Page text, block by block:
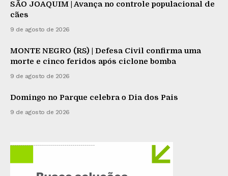
SÃO JOAQUIM | Avança no controle populacional de
cães
9 de agosto de 2026
MONTE NEGRO (RS) | Defesa Civil confirma uma
morte e cinco feridos após ciclone bomba
9 de agosto de 2026
Domingo no Parque celebra o Dia dos Pais
9 de agosto de 2026